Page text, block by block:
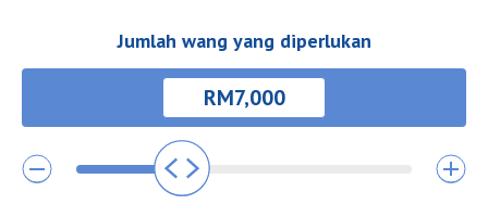
Jumlah wang yang diperlukan